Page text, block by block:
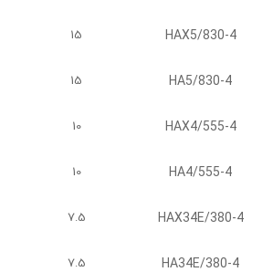
HAX5/830-4
15
HA5/830-4
15
HAX4/555-4
10
HA4/555-4
10
HAX34E/380-4
7.5
HA34E/380-4
7.5